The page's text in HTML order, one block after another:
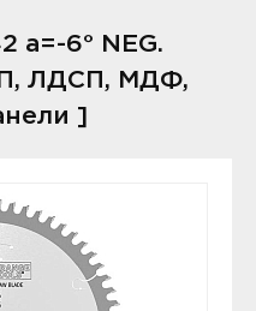
a=-6° NEG.
ЛДСП, МДФ,
]